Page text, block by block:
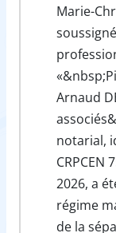
Marie-
Arnaud
notarial,
CRPCEN
2026, a
régime
de la